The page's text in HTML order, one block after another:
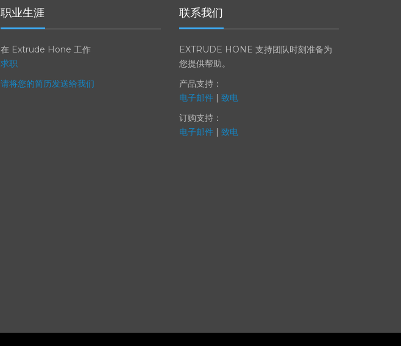
职业生涯
在 Extrude Hone 工作
求职
联系我们
EXTRUDE HONE 支持团队时刻准备为
您提供帮助。
产品支持：
电子邮件|
订购支持：